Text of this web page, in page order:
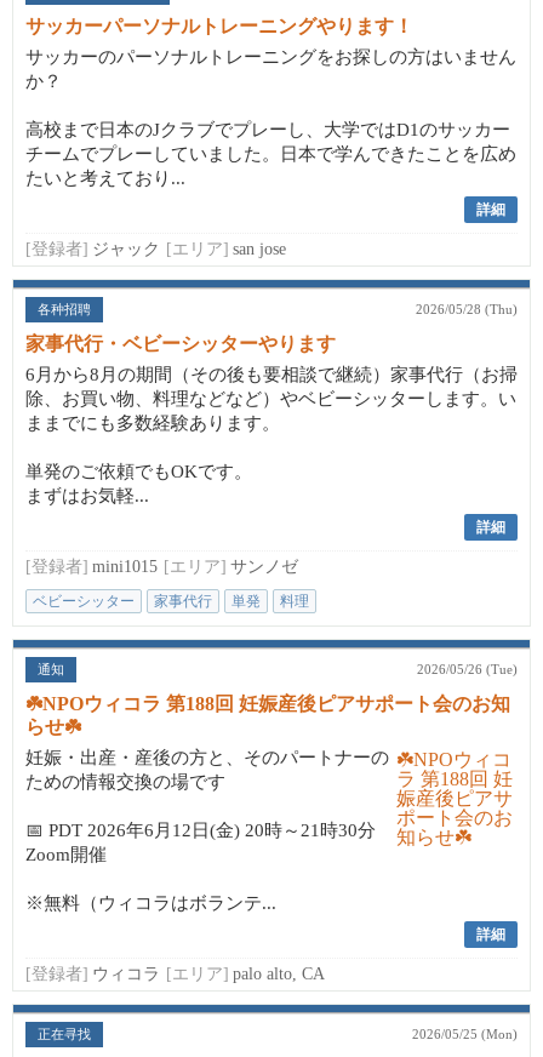
サッカーパーソナルトレーニングやります！
サッカーのパーソナルトレーニングをお探しの方はいません
か？
高校まで日本のJクラブでプレーし、大学ではD1のサッカー
チームでプレーしていました。日本で学んできたことを広め
たいと考えており...
詳細
[登録者] ジャック [エリア] san jose
各种招聘 2026/05/28 (Thu)
家事代行・ベビーシッターやります
6月から8月の期間（その後も要相談で継続）家事代行（お掃
除、お買い物、料理などなど）やベビーシッターします。い
ままでにも多数経験あります。
単発のご依頼でもOKです。
まずはお気軽...
詳細
[登録者] mini1015 [エリア] サンノゼ
ベビーシッター 家事代行 単発 料理
通知 2026/05/26 (Tue)
☘️NPOウィコラ 第188回 妊娠産後ピアサポート会のお知
らせ☘️
妊娠・出産・産後の方と、そのパートナーの
ための情報交換の場です
📅 PDT 2026年6月12日(金) 20時～21時30分
Zoom開催
※無料（ウィコラはボランテ...
詳細
[登録者] ウィコラ [エリア] palo alto, CA
正在寻找 2026/05/25 (Mon)